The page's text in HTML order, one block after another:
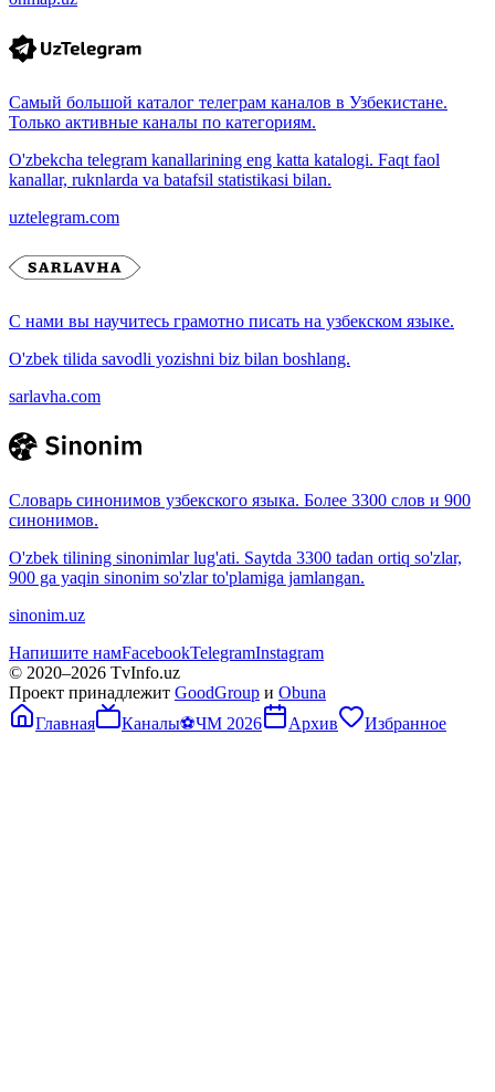
Самый большой каталог телеграм каналов в Узбекистане.
Только активные каналы по категориям.
O'zbekcha telegram kanallarining eng katta katalogi. Faqt faol
kanallar, ruknlarda va batafsil statistikasi bilan.
uztelegram.com
С нами вы научитесь грамотно писать на узбекском языке.
O'zbek tilida savodli yozishni biz bilan boshlang.
sarlavha.com
Словарь синонимов узбекского языка. Более 3300 слов и 900
синонимов.
O'zbek tilining sinonimlar lug'ati. Saytda 3300 tadan ortiq so'zlar,
900 ga yaqin sinonim so'zlar to'plamiga jamlangan.
sinonim.uz
Напишите намFacebookTelegramInstagram
© 2020–2026 TvInfo.uz
Проект принадлежит GoodGroup и Obuna
Главная
Каналы⚽ЧМ 2026 Архив Избранное